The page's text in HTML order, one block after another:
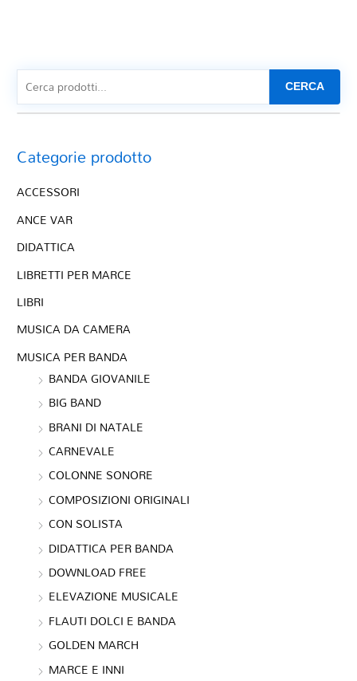
CERCA
Categorie prodotto
ACCESSORI
ANCE VAR
DIDATTICA
LIBRETTI PER MARCE
LIBRI
MUSICA DA CAMERA
MUSICA PER BANDA
BANDA GIOVANILE
BIG BAND
BRANI DI NATALE
CARNEVALE
COLONNE SONORE
COMPOSIZIONI ORIGINALI
CON SOLISTA
DIDATTICA PER BANDA
DOWNLOAD FREE
ELEVAZIONE MUSICALE
FLAUTI DOLCI E BANDA
GOLDEN MARCH
MARCE E INNI